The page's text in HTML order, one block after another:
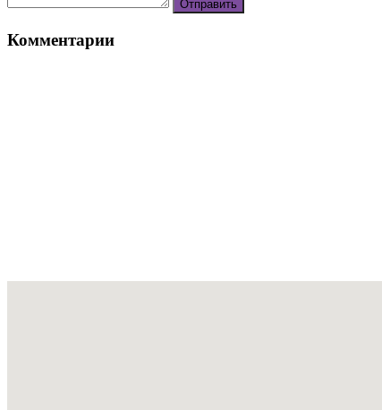
Комментарии